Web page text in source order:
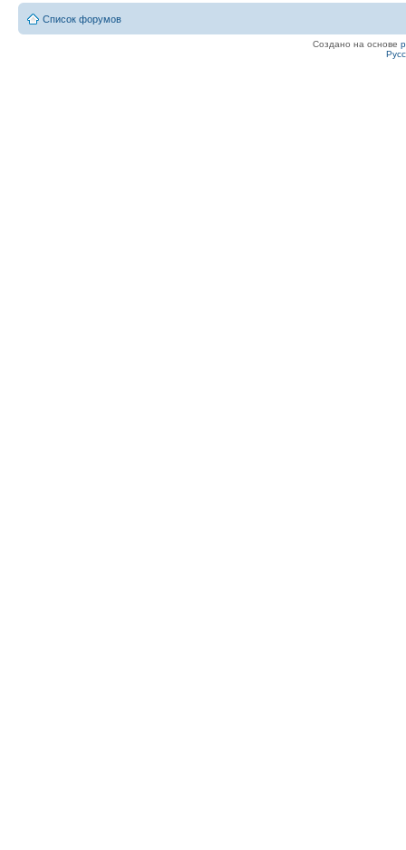
Список форумов
Создано на основе